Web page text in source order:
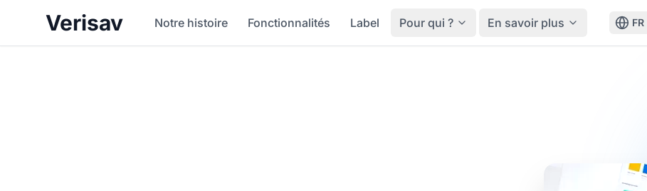
Verisav Notre histoire Fonctionnalités Label Pour qui ? En savoir plus FR